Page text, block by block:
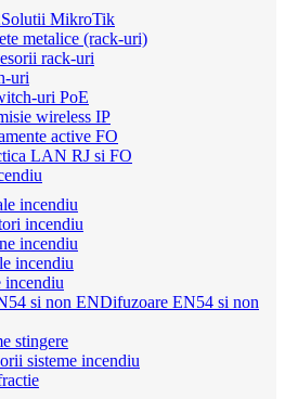
Solutii MikroTik
metalice (rack-uri)
rack-uri
uri
uri PoE
wireless IP
active FO
LAN RJ si FO
incendiu
incendiu
incendiu
incendiu
incendiu
Difuzoare EN54 si non
stingere
sisteme incendiu